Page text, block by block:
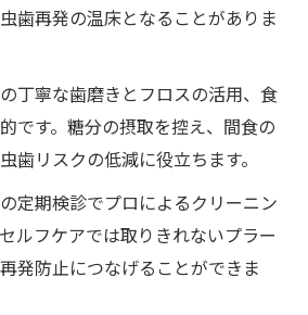
歯再発の温床となることがありま
丁寧な歯磨きとフロスの活用、食
です。糖分の摂取を控え、間食の
歯リスクの低減に役立ちます。
定期検診でプロによるクリーニン
ルフケアでは取りきれないプラー
発防止につなげることができま